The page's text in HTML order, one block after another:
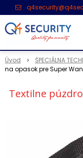
Úvod ŠPECIÁLNA
na opasok pre Super
Textilne